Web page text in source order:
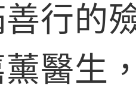
行的
醫生